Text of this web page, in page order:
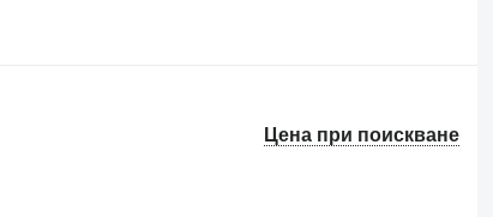
Цена при поискване